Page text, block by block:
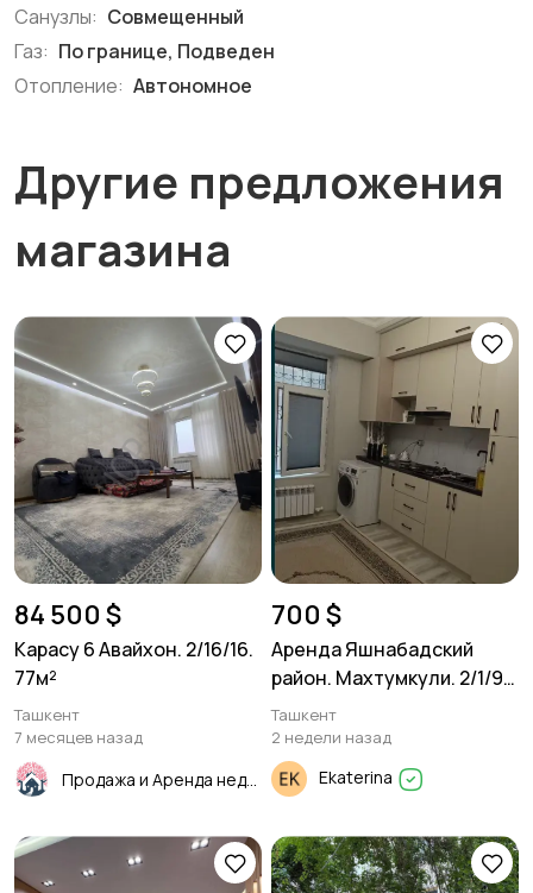
Санузлы: Совмещенный
Газ: По границе, Подведен
Отопление: Автономное
Другие предложения
магазина
84 500 $
Карасу 6 Авайхон. 2/16/16.
77м²
Ташкент
7 месяцев назад
700 $
Аренда Яшнабадский
район. Махтумкули. 2/1/9.
120м²
Ташкент
2 недели назад
Ekaterina